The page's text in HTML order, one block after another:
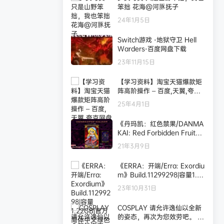
笨拙 花海@河豚抚子
24年1月5日
Switch游戏 -地狱守卫 Hell
Warders-百度网盘下载
23年11月15日
【学习资料】淘宝天猫爆款矩
阵高阶操作 – 百度,天翼,夸克
网盘下载
25年4月1日
《丹玛凯：红色禁果/DANMA
KAI: Red Forbidden Fruit》
免安装版|迅雷百度云下载
21年3月9日
《ERRA：开端/Erra: Exordiu
m》Build.11299298|容量1.22
GB|官方简体中文绿色版
23年10月31日
COSPLAY 请允许逸仙以全新
的姿态，再次为您效劳吧。 碧